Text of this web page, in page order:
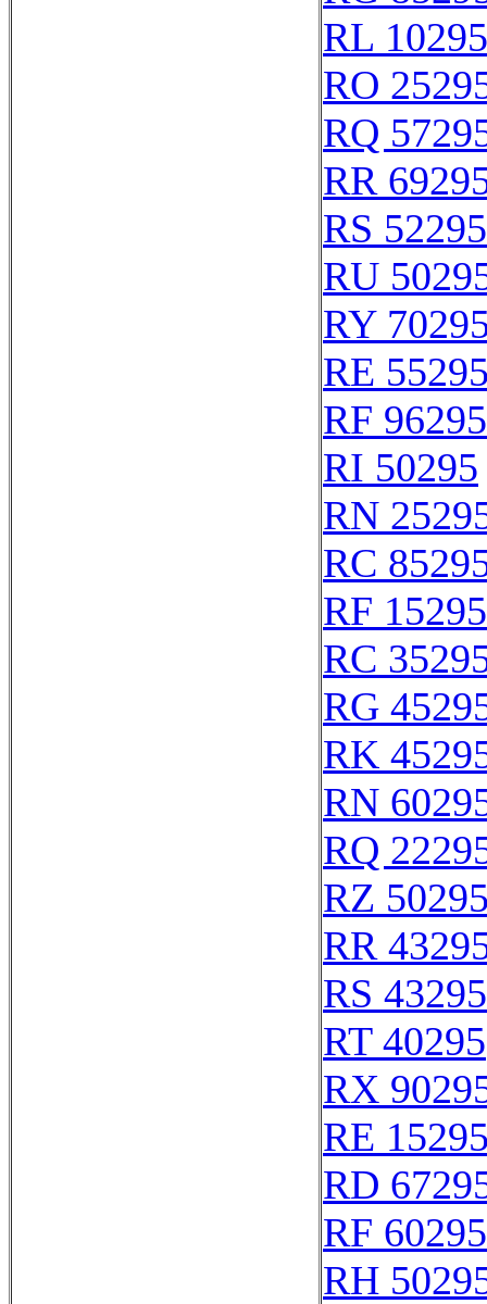
RL 10295
RO
RQ
RR
RS 52295
RU
RY
RE
RF 96295
RI 50295
RN
RC
RF 15295
RC
RG
RK
RN
RQ
RZ
RR
RS 43295
RT 40295
RX
RE
RD
RF 60295
RH